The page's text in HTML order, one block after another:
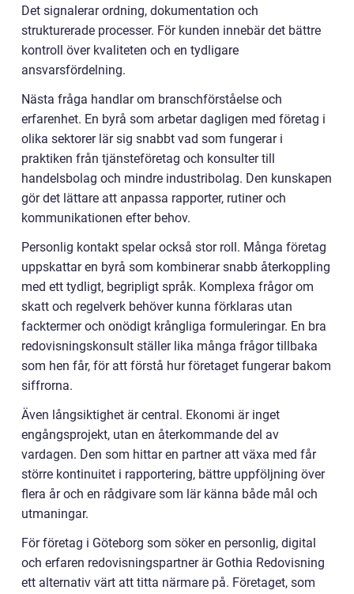
Det signalerar ordning, dokumentation och
strukturerade processer. För kunden innebär det bättre
kontroll över kvaliteten och en tydligare
ansvarsfördelning.
Nästa fråga handlar om branschförståelse och
erfarenhet. En byrå som arbetar dagligen med företag i
olika sektorer lär sig snabbt vad som fungerar i
praktiken från tjänsteföretag och konsulter till
handelsbolag och mindre industribolag. Den kunskapen
gör det lättare att anpassa rapporter, rutiner och
kommunikationen efter behov.
Personlig kontakt spelar också stor roll. Många företag
uppskattar en byrå som kombinerar snabb återkoppling
med ett tydligt, begripligt språk. Komplexa frågor om
skatt och regelverk behöver kunna förklaras utan
facktermer och onödigt krångliga formuleringar. En bra
redovisningskonsult ställer lika många frågor tillbaka
som hen får, för att förstå hur företaget fungerar bakom
siffrorna.
Även långsiktighet är central. Ekonomi är inget
engångsprojekt, utan en återkommande del av
vardagen. Den som hittar en partner att växa med får
större kontinuitet i rapportering, bättre uppföljning över
flera år och en rådgivare som lär känna både mål och
utmaningar.
För företag i Göteborg som söker en personlig, digital
och erfaren redovisningspartner är Gothia Redovisning
ett alternativ värt att titta närmare på. Företaget, som